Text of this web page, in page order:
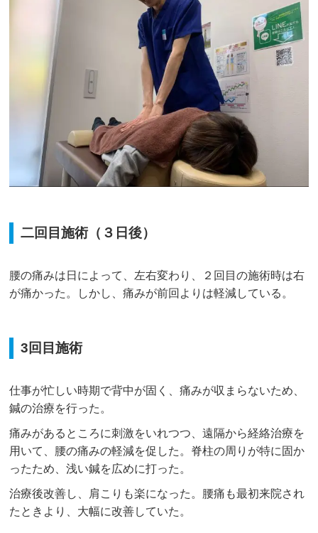
二回目施術（３日後）
腰の痛みは日によって、左右変わり、２回目の施術時は右
が痛かった。しかし、痛みが前回よりは軽減している。
3回目施術
仕事が忙しい時期で背中が固く、痛みが収まらないため、
鍼の治療を行った。
痛みがあるところに刺激をいれつつ、遠隔から経絡治療を
用いて、腰の痛みの軽減を促した。脊柱の周りが特に固か
ったため、浅い鍼を広めに打った。
治療後改善し、肩こりも楽になった。腰痛も最初来院され
たときより、大幅に改善していた。